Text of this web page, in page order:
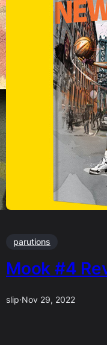
parutions
Mook #4
slip·Nov 29, 2022